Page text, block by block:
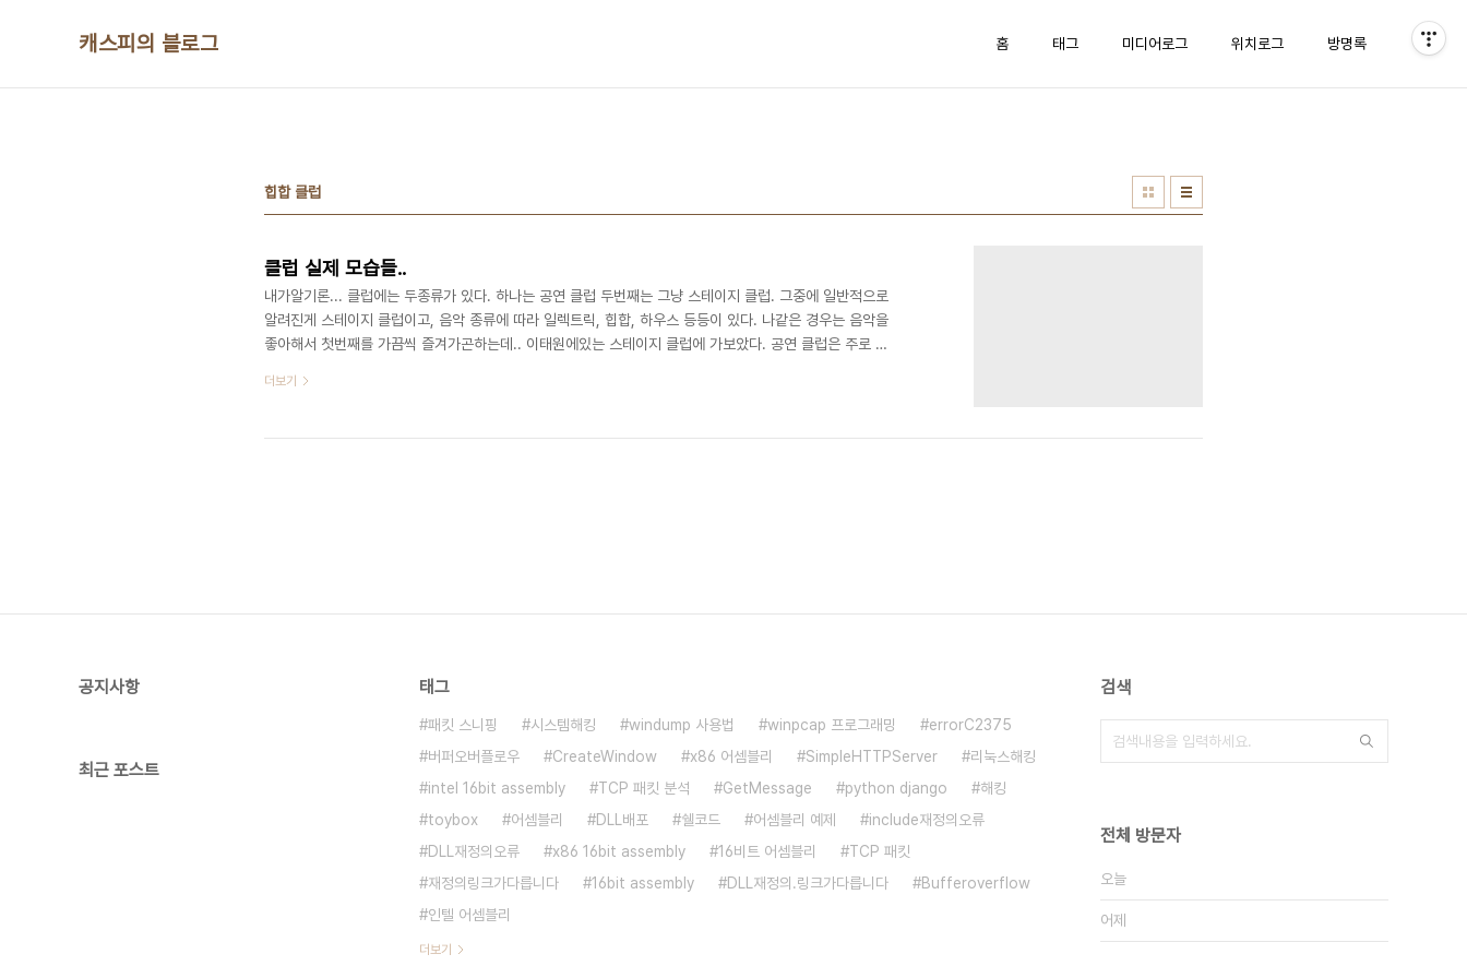
캐스피의 블로그 홈 태그 미디어로그 위치로그 방명록
힙합 클럽
클럽 실제 모습들..
내가알기론... 클럽에는 두종류가 있다. 하나는 공연 클럽 두번째는 그냥 스테이지 클럽. 그중에 일반적으로
알려진게 스테이지 클럽이고, 음악 종류에 따라 일렉트릭, 힙합, 하우스 등등이 있다. 나같은 경우는 음악을
좋아해서 첫번째를 가끔씩 즐겨가곤하는데.. 이태원에있는 스테이지 클럽에 가보았다. 공연 클럽은 주로 인
려진게 두번째 스테이지 클럽인데.(물론 순수하게 음악이나 힙합 댄스를 좋아해서 가는사람도 상당수 있
려놓곤 한다. 막 이런(?) 사진들.. 그러나.. 실제 공연 클럽은.. 대부분 안이렇고.. 스..
더보기
공지사항
최근 포스트
태그
패킷 스니핑 시스템해킹 windump 사용법 winpcap 프로그래밍
errorC2375
버퍼오버플로우
CreateWindow x86 어셈블리 SimpleHTTPServer
리눅스해킹
intel 16bit assembly
TCP 패킷 분석 GetMessage python django
해킹
toybox
어셈블리 DLL배포 쉘코드 어셈블리 예제
include재정의오류
DLL재정의오류
x86 16bit assembly 16비트 어셈블리
TCP 패킷
재정의링크가다릅니다
16bit assembly DLL재정의.링크가다릅니다
Bufferoverflow
인텔 어셈블리
더보기
검색
전체 방문자
오늘
어제